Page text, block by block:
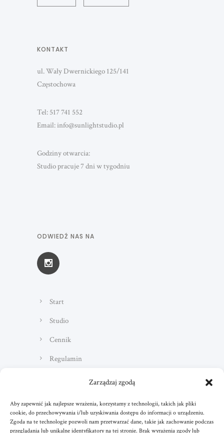
Zarządzaj zgodą
Aby zapewnić jak najlepsze wrażenia, korzystamy z technologii, takich jak pliki
cookie, do przechowywania i/lub uzyskiwania dostępu do informacji o urządzeniu.
Zgoda na te technologie pozwoli nam przetwarzać dane, takie jak zachowanie podczas
przeglądania lub unikalne identyfikatory na tej stronie. Brak wyrażenia zgody lub
KONTAKT
ul. Wały Dwernickiego 125/141
Częstochowa
Tel: 517 741 552
Email: info@sunlightstudio.pl
Godziny otwarcia:
Studio pracuje 7 dni w tygodniu
ODWIEDŹ NAS NA
Start
Studio
Cennik
Regulamin